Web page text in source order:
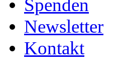
Spenden
Newsletter
Kontakt